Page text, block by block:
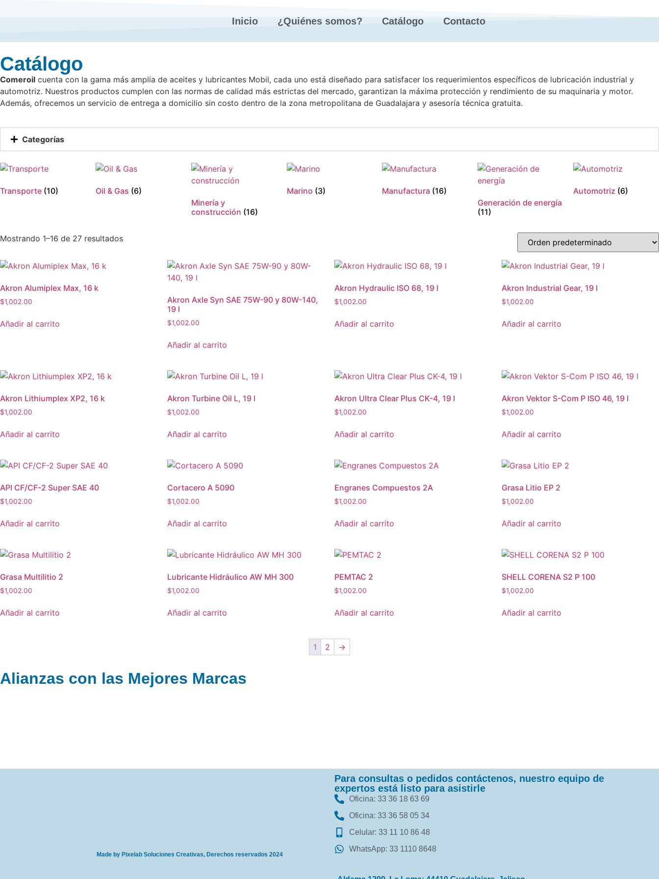
Inicio ¿Quiénes somos? Catálogo Contacto
Catálogo
Comeroil cuenta con la gama más amplia de aceites y lubricantes Mobil, cada uno está diseñado para satisfacer los requerimientos específicos de lubricación industrial y
automotriz. Nuestros productos cumplen con las normas de calidad más estrictas del mercado, garantizan la máxima protección y rendimiento de su maquinaria y motor.
Además, ofrecemos un servicio de entrega a domicilio sin costo dentro de la zona metropolitana de Guadalajara y asesoría técnica gratuita.
Categorías
Transporte (10) Oil & Gas (6)
Minería y
construcción (16)
Marino (3) Manufactura (16)
Generación de energía
(11)
Automotriz (6)
Mostrando 1–16 de 27 resultados
Akron Alumiplex Max, 16 k
$1,002.00
Añadir al carrito
Akron Axle Syn SAE 75W-90 y 80W-140,
19 l
$1,002.00
Añadir al carrito
Akron Hydraulic ISO 68, 19 l
$1,002.00
Añadir al carrito
Akron Industrial Gear, 19 l
$1,002.00
Añadir al carrito
Akron Lithiumplex XP2, 16 k
$1,002.00
Añadir al carrito
Akron Turbine Oil L, 19 l
$1,002.00
Añadir al carrito
Akron Ultra Clear Plus CK-4, 19 l
$1,002.00
Añadir al carrito
Akron Vektor S-Com P ISO 46, 19 l
$1,002.00
Añadir al carrito
API CF/CF-2 Super SAE 40
$1,002.00
Añadir al carrito
Cortacero A 5090
$1,002.00
Añadir al carrito
Engranes Compuestos 2A
$1,002.00
Añadir al carrito
Grasa Litio EP 2
$1,002.00
Añadir al carrito
Grasa Multilitio 2
$1,002.00
Añadir al carrito
Lubricante Hidráulico AW MH 300
$1,002.00
Añadir al carrito
PEMTAC 2
$1,002.00
Añadir al carrito
SHELL CORENA S2 P 100
$1,002.00
Añadir al carrito
1 2 →
Alianzas con las Mejores Marcas
Made by Pixelab Soluciones Creativas, Derechos reservados 2024
Para consultas o pedidos contáctenos, nuestro equipo de
expertos está listo para asistirle
Oficina: 33 36 18 63 69
Oficina: 33 36 58 05 34
Celular: 33 11 10 86 48
WhatsApp: 33 1110 8648